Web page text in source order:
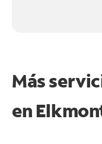
Más
en